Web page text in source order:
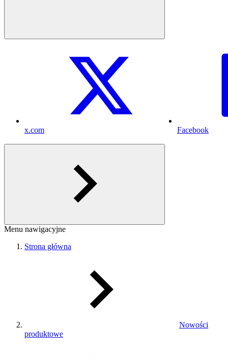
x.com Facebook
Menu nawigacyjne
Strona główna
Nowości
produktowe